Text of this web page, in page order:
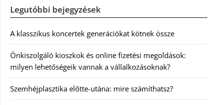
Legutóbbi bejegyzések
A klasszikus koncertek generációkat kötnek össze
Önkiszolgáló kioszkok és online fizetési megoldások:
milyen lehetőségeik vannak a vállalkozásoknak?
Szemhéjplasztika előtte-utána: mire számíthatsz?